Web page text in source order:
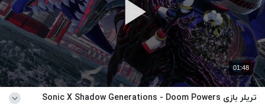
01:48
تریلر بازی Sonic X Shadow Generations - Doom Powers